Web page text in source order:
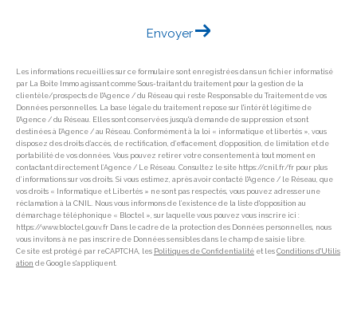
Envoyer
Les informations recueillies sur ce formulaire sont enregistrées dans un fichier informatisé
par La Boite Immo agissant comme Sous-traitant du traitement pour la gestion de la
clientèle/prospects de l'Agence / du Réseau qui reste Responsable du Traitement de vos
Données personnelles. La base légale du traitement repose sur l'intérêt légitime de
l'Agence / du Réseau. Elles sont conservées jusqu'à demande de suppression et sont
destinées à l'Agence / au Réseau. Conformément à la loi « informatique et libertés », vous
disposez des droits d’accès, de rectification, d’effacement, d’opposition, de limitation et de
portabilité de vos données. Vous pouvez retirer votre consentement à tout moment en
contactant directement l’Agence / Le Réseau. Consultez le site https://cnil.fr/fr pour plus
d’informations sur vos droits. Si vous estimez, après avoir contacté l'Agence / le Réseau, que
vos droits « Informatique et Libertés » ne sont pas respectés, vous pouvez adresser une
réclamation à la CNIL. Nous vous informons de l’existence de la liste d'opposition au
démarchage téléphonique « Bloctel », sur laquelle vous pouvez vous inscrire ici :
https://www.bloctel.gouv.fr Dans le cadre de la protection des Données personnelles, nous
vous invitons à ne pas inscrire de Données sensibles dans le champ de saisie libre.
Ce site est protégé par reCAPTCHA, les Politiques de Confidentialité et les Conditions d'Utilis
ation de Google s'appliquent.